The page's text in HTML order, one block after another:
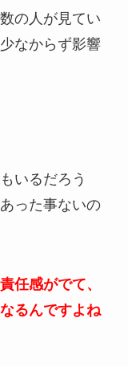
の人が見てい
なからず影響
いるだろう
った事ないの
任感がでて、
るんですよね